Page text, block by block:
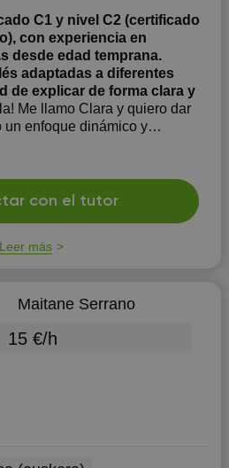
y nivel C2 (certificado
con experiencia en
desde edad temprana.
adaptadas a diferentes
de explicar de forma clara y
Me llamo Clara y quiero dar
un enfoque dinámico y
personas de todos los perfiles.
con el tutor
Leer más
Maitane Serrano
15 €/h